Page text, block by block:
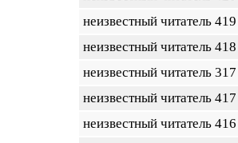
неизвестный читатель 419
неизвестный читатель 418
неизвестный читатель 317
неизвестный читатель 417
неизвестный читатель 416